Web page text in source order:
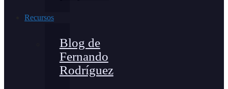
Recursos
Blog de
Fernando
Rodríguez